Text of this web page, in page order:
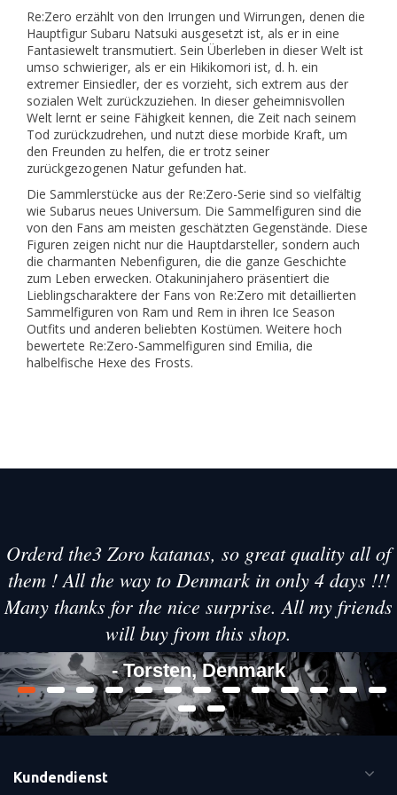
Re:Zero erzählt von den Irrungen und Wirrungen, denen die
Hauptfigur Subaru Natsuki ausgesetzt ist, als er in eine
Fantasiewelt transmutiert. Sein Überleben in dieser Welt ist
umso schwieriger, als er ein Hikikomori ist, d. h. ein
extremer Einsiedler, der es vorzieht, sich extrem aus der
sozialen Welt zurückzuziehen. In dieser geheimnisvollen
Welt lernt er seine Fähigkeit kennen, die Zeit nach seinem
Tod zurückzudrehen, und nutzt diese morbide Kraft, um
den Freunden zu helfen, die er trotz seiner
zurückgezogenen Natur gefunden hat.
Die Sammlerstücke aus der Re:Zero-Serie sind so vielfältig
wie Subarus neues Universum. Die Sammelfiguren sind die
von den Fans am meisten geschätzten Gegenstände. Diese
Figuren zeigen nicht nur die Hauptdarsteller, sondern auch
die charmanten Nebenfiguren, die die ganze Geschichte
zum Leben erwecken. Otakuninjahero präsentiert die
Lieblingscharaktere der Fans von Re:Zero mit detaillierten
Sammelfiguren von Ram und Rem in ihren Ice Season
Outfits und anderen beliebten Kostümen. Weitere hoch
bewertete Re:Zero-Sammelfiguren sind Emilia, die
halbelfische Hexe des Frosts.
Orderd the3 Zoro katanas, so great quality all of
them ! All the way to Denmark in only 4 days !!!
Many thanks for the nice surprise. All my friends
will buy from this shop.
- Torsten, Denmark
Kundendienst